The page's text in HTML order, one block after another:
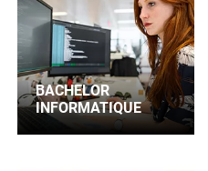
BACHELOR
INFORMATIQUE